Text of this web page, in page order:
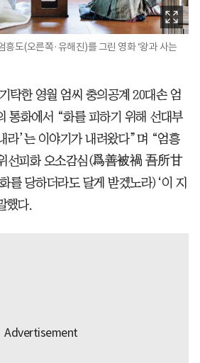
도(오른쪽·유해진)를 그린 영화 ‘왕과 사는
탁한 영월 엄씨 충의공계 20대손 엄
통화에서 “화를 피하기 위해 선대부
라’는 이야기가 내려왔다”며 “엄흥
선피화 오소감심(爲善被禍 吾所甘
를 당하더라도 달게 받겠노라)‘이 지
했다.